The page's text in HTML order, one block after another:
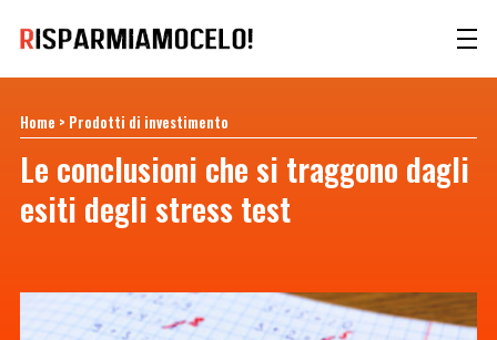
Home > Prodotti di investimento
Le conclusioni che si traggono dagli
esiti degli stress test